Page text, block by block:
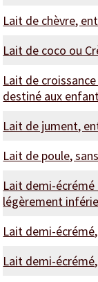
Lait de chèvre,
Lait de coco ou
Lait de
destiné aux
Lait de jument,
Lait de poule,
Lait demi-
légèrement
Lait demi-
Lait demi-